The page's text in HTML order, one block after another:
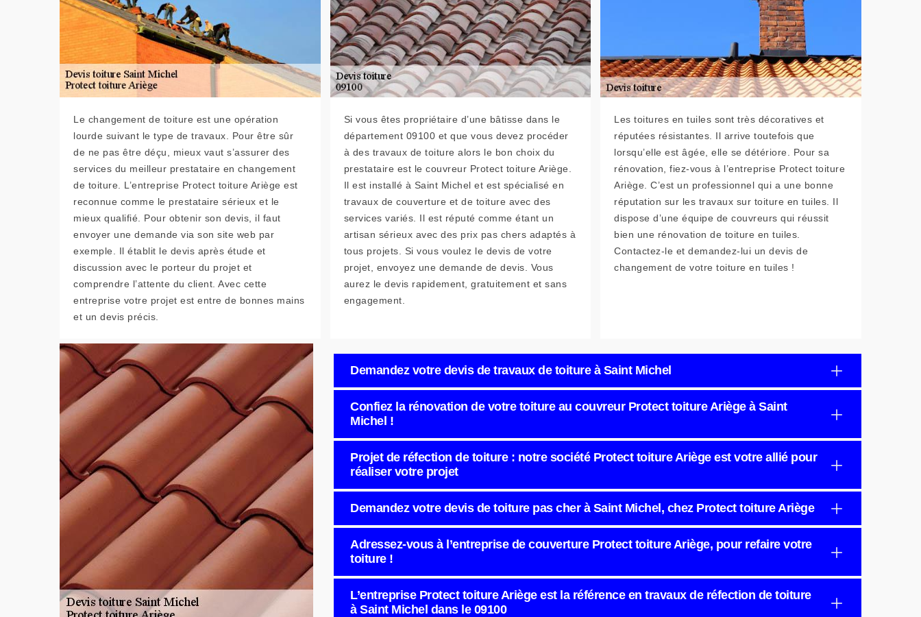
Le changement de toiture est une opération
lourde suivant le type de travaux. Pour être sûr
de ne pas être déçu, mieux vaut s’assurer des
services du meilleur prestataire en changement
de toiture. L’entreprise Protect toiture Ariège est
reconnue comme le prestataire sérieux et le
mieux qualifié. Pour obtenir son devis, il faut
envoyer une demande via son site web par
exemple. Il établit le devis après étude et
discussion avec le porteur du projet et
comprendre l’attente du client. Avec cette
entreprise votre projet est entre de bonnes mains
et un devis précis.
Si vous êtes propriétaire d’une bâtisse dans le
département 09100 et que vous devez procéder
à des travaux de toiture alors le bon choix du
prestataire est le couvreur Protect toiture Ariège.
Il est installé à Saint Michel et est spécialisé en
travaux de couverture et de toiture avec des
services variés. Il est réputé comme étant un
artisan sérieux avec des prix pas chers adaptés à
tous projets. Si vous voulez le devis de votre
projet, envoyez une demande de devis. Vous
aurez le devis rapidement, gratuitement et sans
engagement.
Les toitures en tuiles sont très décoratives et
réputées résistantes. Il arrive toutefois que
lorsqu’elle est âgée, elle se détériore. Pour sa
rénovation, fiez-vous à l’entreprise Protect toiture
Ariège. C’est un professionnel qui a une bonne
réputation sur les travaux sur toiture en tuiles. Il
dispose d’une équipe de couvreurs qui réussit
bien une rénovation de toiture en tuiles.
Contactez-le et demandez-lui un devis de
changement de votre toiture en tuiles !
Demandez votre devis de travaux de toiture à Saint Michel
Confiez la rénovation de votre toiture au couvreur Protect toiture Ariège à Saint
Michel !
Projet de réfection de toiture : notre société Protect toiture Ariège est votre allié pour
réaliser votre projet
Demandez votre devis de toiture pas cher à Saint Michel, chez Protect toiture Ariège
Adressez-vous à l’entreprise de couverture Protect toiture Ariège, pour refaire votre
toiture !
L’entreprise Protect toiture Ariège est la référence en travaux de réfection de toiture
à Saint Michel dans le 09100